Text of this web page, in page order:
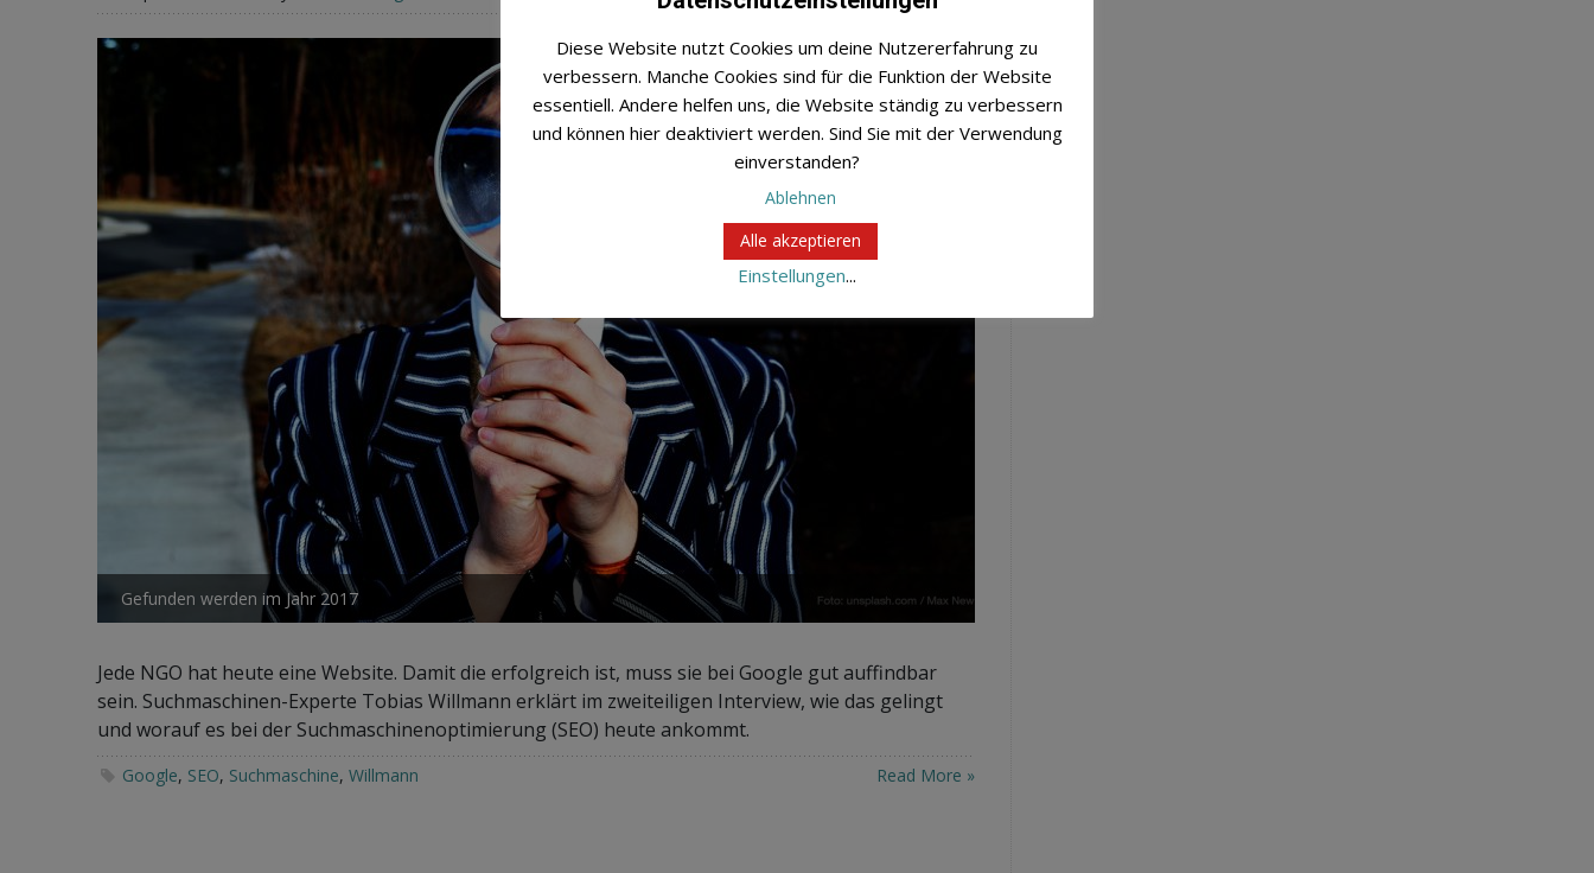
Gefunden werden im Jahr 2017
Jede NGO hat heute eine Website. Damit die erfolgreich ist, muss sie bei Google gut auffindbar
sein. Suchmaschinen-Experte Tobias Willmann erklärt im zweiteiligen Interview, wie das gelingt
und worauf es bei der Suchmaschinenoptimierung (SEO) heute ankommt.
Read More »
Google, SEO, Suchmaschine, Willmann
Diese Website nutzt Cookies um deine Nutzererfahrung zu
verbessern. Manche Cookies sind für die Funktion der Website
essentiell. Andere helfen uns, die Website ständig zu verbessern
und können hier deaktiviert werden. Sind Sie mit der Verwendung
einverstanden?
Ablehnen
Alle akzeptieren
Einstellungen...